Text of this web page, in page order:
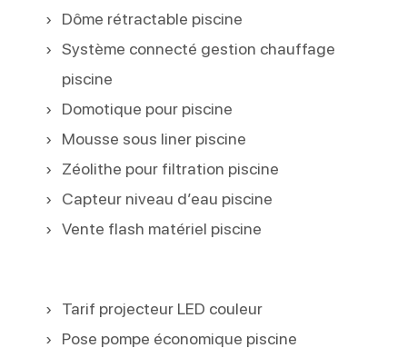
Dôme rétractable piscine
Système connecté gestion chauffage
piscine
Domotique pour piscine
Mousse sous liner piscine
Zéolithe pour filtration piscine
Capteur niveau d’eau piscine
Vente flash matériel piscine
Tarif projecteur LED couleur
Pose pompe économique piscine